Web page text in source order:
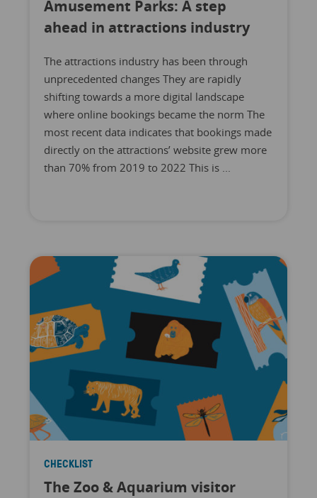
Amusement Parks: A step
ahead in attractions industry
The attractions industry has been through
unprecedented changes They are rapidly
shifting towards a more digital landscape
where online bookings became the norm The
most recent data indicates that bookings made
directly on the attractions’ website grew more
than 70% from 2019 to 2022 This is ...
CHECKLIST
The Zoo & Aquarium visitor